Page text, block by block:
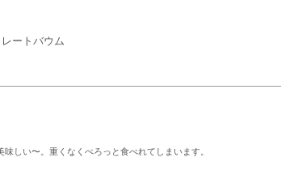
ートバウム
しい〜。重くなくぺろっと食べれてしまいます。